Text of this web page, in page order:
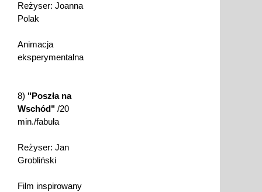
Reżyser: Joanna
Polak
Animacja
eksperymentalna
8) "Poszła na
Wschód" /20
min./fabuła
Reżyser: Jan
Grobliński
Film inspirowany